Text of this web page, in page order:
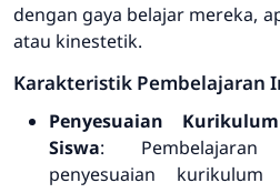
dengan gaya belajar mereka,
atau kinestetik.
Karakteristik Pembelajaran
Penyesuaian
Siswa: Pembelajaran
penyesuaian